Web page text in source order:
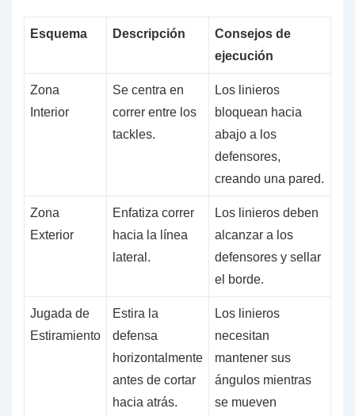
Esquema Descripción
Consejos de
ejecución
Zona
Interior
Se centra en
correr entre los
tackles.
Los linieros
bloquean hacia
abajo a los
defensores,
creando una pared.
Zona
Exterior
Enfatiza correr
hacia la línea
lateral.
Los linieros deben
alcanzar a los
defensores y sellar
el borde.
Jugada de
Estiramiento
Estira la
defensa
horizontalmente
antes de cortar
hacia atrás.
Los linieros
necesitan
mantener sus
ángulos mientras
se mueven